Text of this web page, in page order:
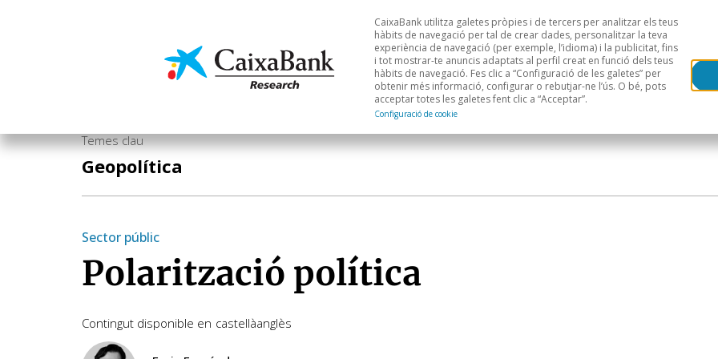
Economia i mercats Anàlisi sectorial Àrees geogràfiques
CaixaBank utilitza galetes pròpies i de tercers per analitzar els teus
hàbits de navegació per tal de crear dades, personalitzar la teva
experiència de navegació (per exemple, l’idioma) i la publicitat, fins
i tot mostrar-te anuncis adaptats al perfil creat en funció dels teus
hàbits de navegació. Fes clic a “Configuració de les galetes” per
obtenir més informació, configurar o rebutjar-ne l’ús. O bé, pots
acceptar totes les galetes fent clic a “Acceptar”.
Configuració de cookie
Temes clau
Geopolítica
Sector públic
Polarització política
Contingut disponible en castellàanglès